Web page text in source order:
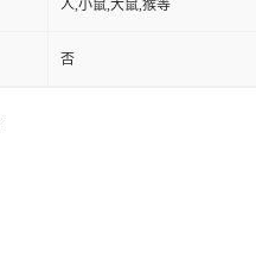
人,小鼠,大鼠,猴等
否